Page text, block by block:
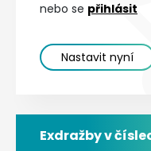
nebo se přihlásit
Nastavit nyní
Exdražby v